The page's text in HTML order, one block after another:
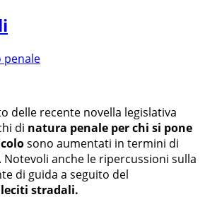
delle recente novella legislativa
di natura penale per chi si pone
sono aumentati in termini di
anche le ripercussioni sulla
di guida a seguito del
stradali.